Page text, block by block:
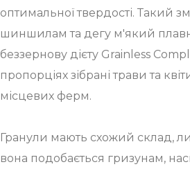
оптимальної твердості. Такий
шиншилам та дегу м'який
беззернову дієту Grainless
пропорціях зібрані трави та
місцевих ферм.
Гранули мають схожий склад,
вона подобається гризунам,